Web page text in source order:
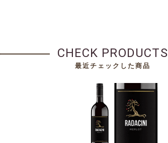
CHECK PRODUCTS
最近チェックした商品